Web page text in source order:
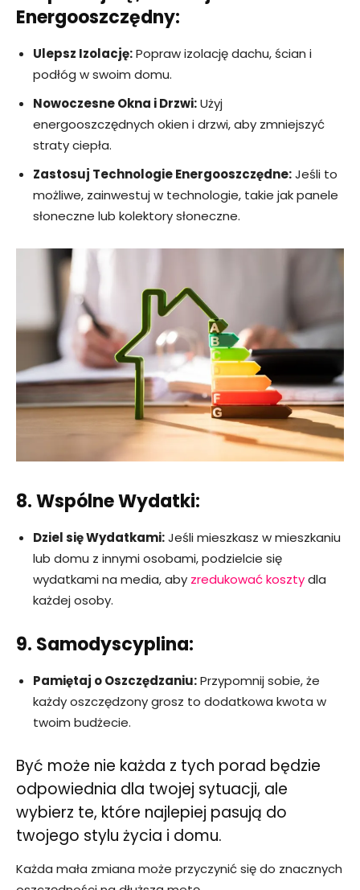
Energooszczędny:
Ulepsz Izolację:Popraw izolację dachu, ścian i
podłóg w swoim domu.
Nowoczesne Okna i Drzwi:Użyj
energooszczędnych okien i drzwi, aby zmniejszyć
straty ciepła.
Zastosuj Technologie Energooszczędne:Jeśli to
możliwe, zainwestuj w technologie, takie jak panele
słoneczne lub kolektory słoneczne.
8. Wspólne Wydatki:
Dziel się Wydatkami:Jeśli mieszkasz w mieszkaniu
lub domu z innymi osobami, podzielcie się
wydatkami na media, aby zredukować kosztydla
każdej osoby.
9. Samodyscyplina:
Pamiętaj o Oszczędzaniu:Przypomnij sobie, że
każdy oszczędzony grosz to dodatkowa kwota w
twoim budżecie.
Być może nie każda z tych porad będzie
odpowiednia dla twojej sytuacji, ale
wybierz te, które najlepiej pasują do
twojego stylu życia i domu.
Każda mała zmiana może przyczynić się do znacznych